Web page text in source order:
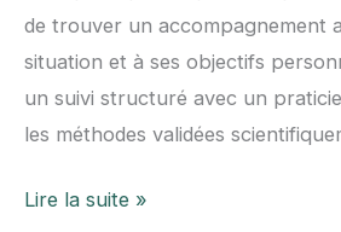
de trouver un accompagnement
situation et à ses objectifs
un suivi structuré avec un
les méthodes validées
Rouages
Lire la suite »